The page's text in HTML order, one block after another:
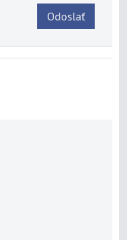
Odoslať